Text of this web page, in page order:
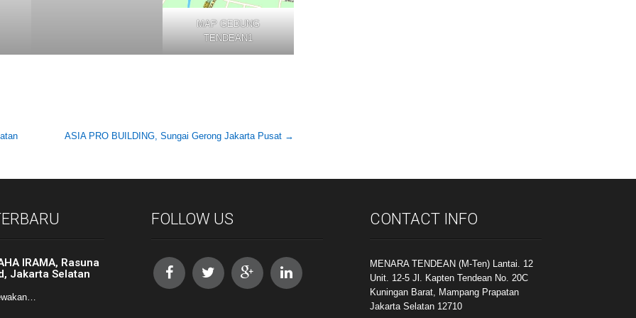
MAP GEDUNG
TENDEAN1
ASIA PRO BUILDING, Sungai Gerong Jakarta Pusat →
IRAMA, Rasuna
Jakarta Selatan
FOLLOW US CONTACT INFO
MENARA TENDEAN (M-Ten) Lantai. 12
Unit. 12-5 Jl. Kapten Tendean No. 20C
Kuningan Barat, Mampang Prapatan
Jakarta Selatan 12710